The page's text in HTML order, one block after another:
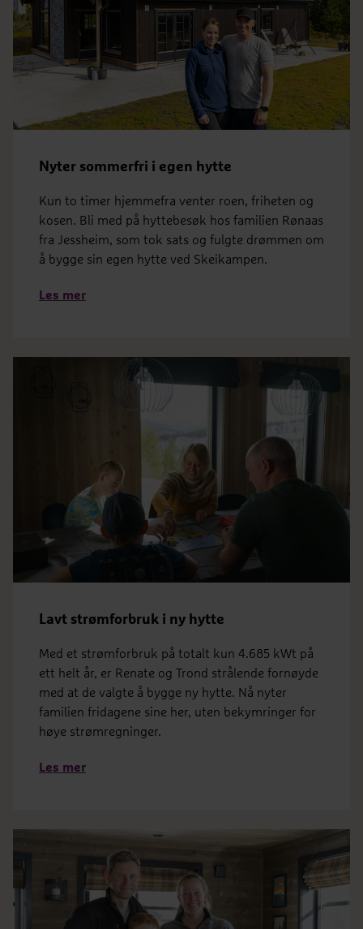
Nyter sommerfri i egen hytte
Kun to timer hjemmefra venter roen, friheten og
kosen. Bli med på hyttebesøk hos familien Rønaas
fra Jessheim, som tok sats og fulgte drømmen om
å bygge sin egen hytte ved Skeikampen.
Les mer
Lavt strømforbruk i ny hytte
Med et strømforbruk på totalt kun 4.685 kWt på
ett helt år, er Renate og Trond strålende fornøyde
med at de valgte å bygge ny hytte. Nå nyter
familien fridagene sine her, uten bekymringer for
høye strømregninger.
Les mer